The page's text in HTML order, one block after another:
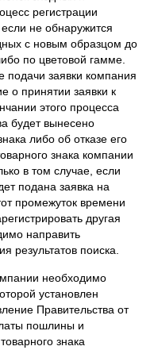
регистрации
не обнаружится
с новым образцом до
по цветовой гамме.
заявки компания
о принятии заявки к
этого процесса
будет вынесено
либо об отказе его
знака компании
в том случае, если
подана заявка на
промежуток времени
другая
направить
результатов поиска.
необходимо
установлен
Правительства от
пошлины и
знака